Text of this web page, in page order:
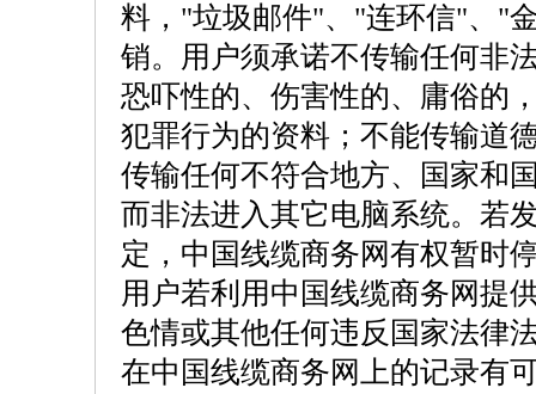
料，"垃圾邮件"、"连环信"、"
销。用户须承诺不传输任何非
恐吓性的、伤害性的、庸俗的
犯罪行为的资料；不能传输道
传输任何不符合地方、国家和
而非法进入其它电脑系统。若
定，中国线缆商务网有权暂时
用户若利用中国线缆商务网提
色情或其他任何违反国家法律
在中国线缆商务网上的记录有